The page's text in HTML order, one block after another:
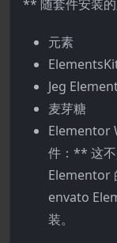
** 随套件安装
元素
Jeg
麦芽糖
Elementor
件：** 这
Elementor
envato
装。